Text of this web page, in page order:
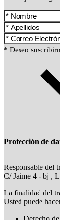
* Deseo
Protección de
Responsable
C/ Jaime 4 - bj ,
La finalidad del
Usted puede